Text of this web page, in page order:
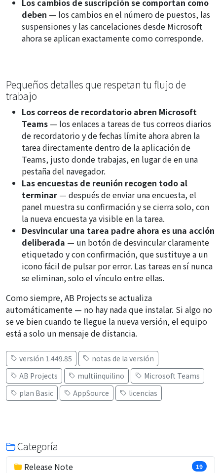
deben — los cambios en el número de puestos, las
suspensiones y las cancelaciones desde Microsoft
ahora se aplican exactamente como corresponde.
Pequeños detalles que respetan tu flujo de
trabajo
Los correos de recordatorio abren Microsoft
Teams — los enlaces a tareas de tus correos diarios
de recordatorio y de fechas límite ahora abren la
tarea directamente dentro de la aplicación de
Teams, justo donde trabajas, en lugar de en una
pestaña del navegador.
Las encuestas de reunión recogen todo al
terminar — después de enviar una encuesta, el
panel muestra su confirmación y se cierra solo, con
la nueva encuesta ya visible en la tarea.
Desvincular una tarea padre ahora es una acción
deliberada — un botón de desvincular claramente
etiquetado y con confirmación, que sustituye a un
icono fácil de pulsar por error. Las tareas en sí nunca
se eliminan, solo el vínculo entre ellas.
Como siempre, AB Projects se actualiza
automáticamente — no hay nada que instalar. Si algo no
se ve bien cuando te llegue la nueva versión, el equipo
está a solo un mensaje de distancia.
versión 1.449.85
notas de la versión
AB Projects
multiinquilino
Microsoft Teams
plan Basic
AppSource licencias
Categoría
Release Note 19